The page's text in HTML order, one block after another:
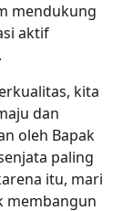
mendukung
aktif
kita
dan
oleh Bapak
paling
itu, mari
membangun